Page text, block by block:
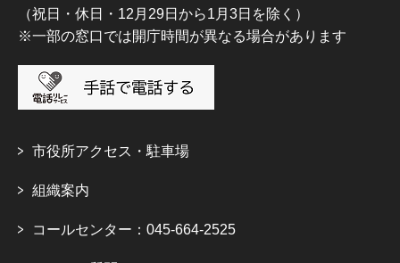
（祝日・休日・12月29日から1月3日を除く）
※一部の窓口では開庁時間が異なる場合があります
市役所アクセス・駐車場
組織案内
コールセンター：045-664-2525